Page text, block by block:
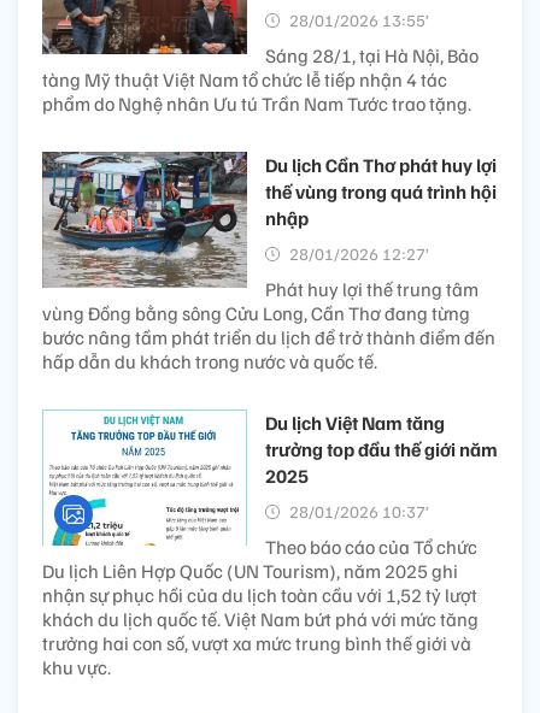
28/01/2026 13:55’
Sáng 28/1, tại Hà Nội, Bảo
tàng Mỹ thuật Việt Nam tổ chức lễ tiếp nhận 4 tác
phẩm do Nghệ nhân Ưu tú Trần Nam Tước trao tặng.
Du lịch Cần Thơ phát huy lợi
thế vùng trong quá trình hội
nhập
28/01/2026 12:27’
Phát huy lợi thế trung tâm
vùng Đồng bằng sông Cửu Long, Cần Thơ đang từng
bước nâng tầm phát triển du lịch để trở thành điểm đến
hấp dẫn du khách trong nước và quốc tế.
Du lịch Việt Nam tăng
trưởng top đầu thế giới năm
2025
28/01/2026 10:37’
Theo báo cáo của Tổ chức
Du lịch Liên Hợp Quốc (UN Tourism), năm 2025 ghi
nhận sự phục hồi của du lịch toàn cầu với 1,52 tỷ lượt
khách du lịch quốc tế. Việt Nam bứt phá với mức tăng
trưởng hai con số, vượt xa mức trung bình thế giới và
khu vực.